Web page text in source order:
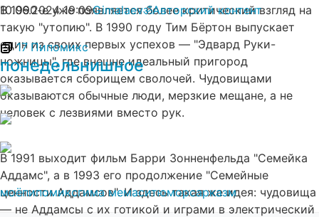
В 1990-е уже появляется более критический взгляд на
такую "утопию". В 1990 году Тим Бёртон выпускает
один из своих первых успехов — "Эдвард Руки-
ножницы", где внешне идеальный пригород
оказывается сборищем сволочей. Чудовищами
оказываются обычные люди, мерзкие мещане, а не
человек с лезвиями вместо рук.
В 1991 выходит фильм Барри Зонненфельда "Семейка
Аддамс", а в 1993 его продолжение "Семейные
ценности Аддамсов". И здесь такая же идея: чудовища
— не Аддамсы с их готикой и играми в электрический
10.06.2024 19:09GimalaevॐАвторский контент
17 Пипомикс
понедельнишное
моёпипомиксгима мемаситюморсарказм